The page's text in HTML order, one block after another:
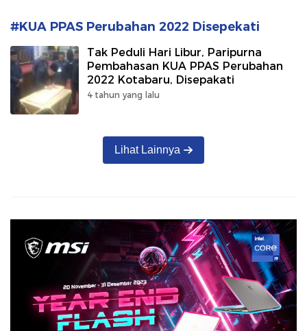
#KUA PPAS Perubahan 2022 Disepekati
Tak Peduli Hari Libur, Paripurna
Pembahasan KUA PPAS Perubahan
2022 Kotabaru, Disepakati
4 tahun yang lalu
Lihat Lainnya